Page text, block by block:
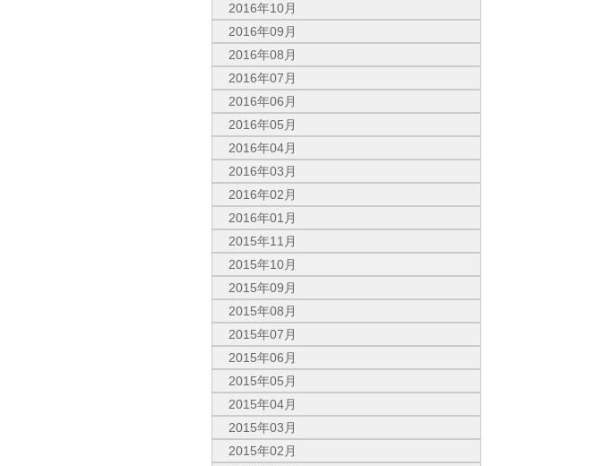
2016年10月
2016年09月
2016年08月
2016年07月
2016年06月
2016年05月
2016年04月
2016年03月
2016年02月
2016年01月
2015年11月
2015年10月
2015年09月
2015年08月
2015年07月
2015年06月
2015年05月
2015年04月
2015年03月
2015年02月